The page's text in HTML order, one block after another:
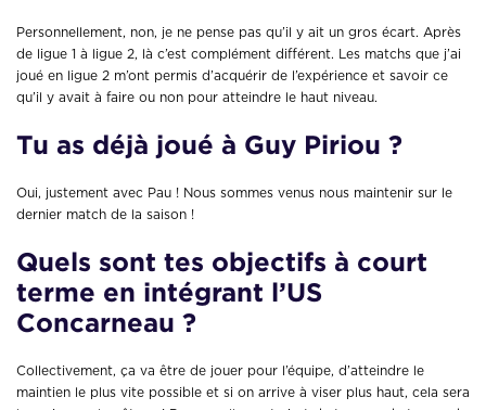
Personnellement, non, je ne pense pas qu’il y ait un gros écart. Après
de ligue 1 à ligue 2, là c’est complément différent. Les matchs que j’ai
joué en ligue 2 m’ont permis d’acquérir de l’expérience et savoir ce
qu’il y avait à faire ou non pour atteindre le haut niveau.
Tu as déjà joué à Guy Piriou ?
Oui, justement avec Pau ! Nous sommes venus nous maintenir sur le
dernier match de la saison !
Quels sont tes objectifs à court
terme en intégrant l’US
Concarneau ?
Collectivement, ça va être de jouer pour l’équipe, d’atteindre le
maintien le plus vite possible et si on arrive à viser plus haut, cela sera